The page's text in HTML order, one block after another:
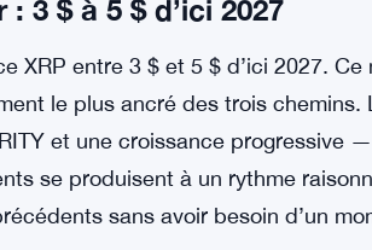
3 $ à 5 $ d’ici 2027
XRP entre 3 $ et 5 $ d’ici 2027. Ce
le plus ancré des trois chemins.
et une croissance progressive
se produisent à un rythme
sans avoir besoin d’un